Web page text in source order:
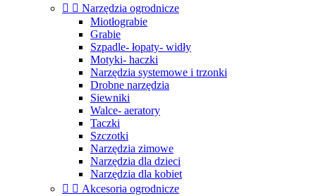
  Narzędzia ogrodnicze
Miotłograbie
Grabie
Szpadle- łopaty- widły
Motyki- haczki
Narzędzia systemowe i trzonki
Drobne narzędzia
Siewniki
Walce- aeratory
Taczki
Szczotki
Narzędzia zimowe
Narzędzia dla dzieci
Narzędzia dla kobiet
  Akcesoria ogrodnicze